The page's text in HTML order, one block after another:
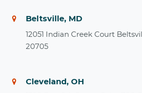
Beltsville, MD
12051 Indian Creek Court
20705
Cleveland, OH